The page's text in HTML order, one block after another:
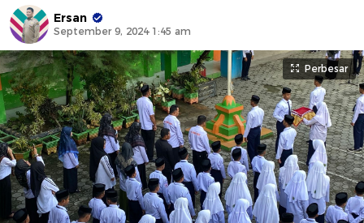
Ersan
September 9, 2024 1:45 am
Perbesar